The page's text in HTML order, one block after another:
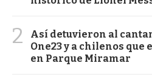
2
Así detuvieron al
One23 y a chilenos
en Parque Miramar